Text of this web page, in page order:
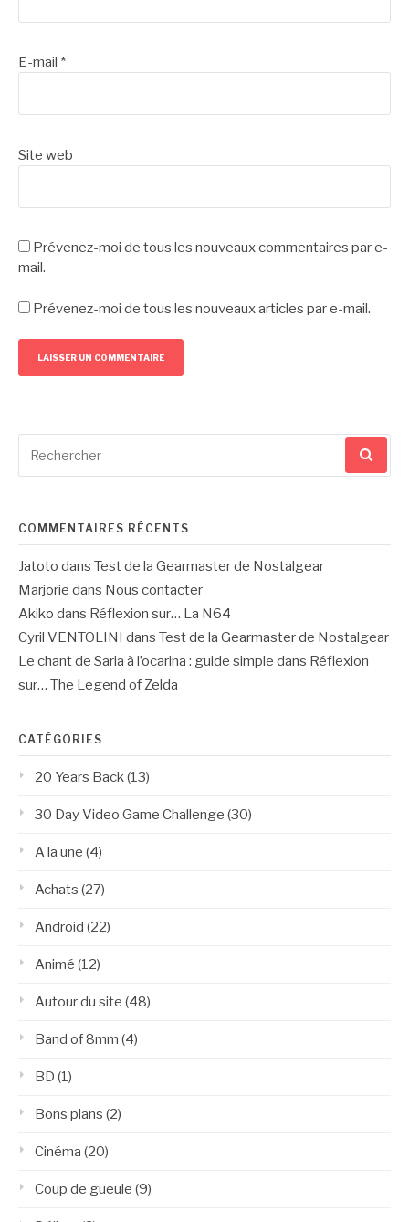
E-mail *
Site web
Prévenez-moi de tous les nouveaux commentaires par e-
mail.
Prévenez-moi de tous les nouveaux articles par e-mail.
pour
COMMENTAIRES RÉCENTS
Jatoto dans Test de la Gearmaster de Nostalgear
Marjorie dans Nous contacter
Akiko dans Réflexion sur… La N64
Cyril VENTOLINI dans Test de la Gearmaster de Nostalgear
Le chant de Saria à l’ocarina : guide simple dans Réflexion
sur… The Legend of Zelda
CATÉGORIES
20 Years Back(13)
30 Day Video Game Challenge (30)
A la une (4)
Achats (27)
Android (22)
Animé (12)
Autour du site (48)
Band of 8mm (4)
BD (1)
Bons plans (2)
Cinéma (20)
Coup de gueule (9)